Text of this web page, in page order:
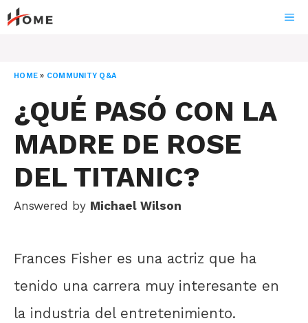
Skip
to
HOME » COMMUNITY Q&A
¿QUÉ PASÓ CON LA
MADRE DE ROSE
DEL TITANIC?
Answered by Michael Wilson
Frances Fisher es una actriz que ha
tenido una carrera muy interesante en
la industria del entretenimiento.